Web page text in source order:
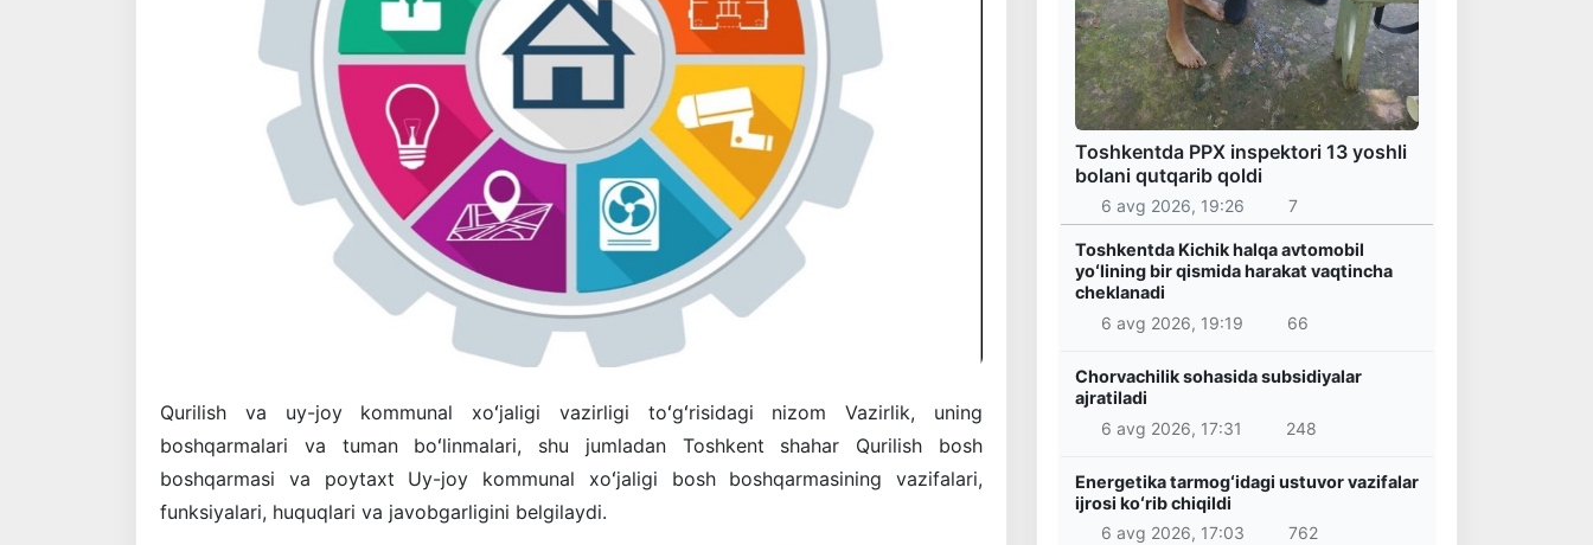
Qurilish va uy-joy kommunal xoʻjaligi vazirligi toʻgʻrisidagi nizom Vazirlik, uning
boshqarmalari va tuman boʻlinmalari, shu jumladan Toshkent shahar Qurilish bosh
boshqarmasi va poytaxt Uy-joy kommunal xoʻjaligi bosh boshqarmasining vazifalari,
funksiyalari, huquqlari va javobgarligini belgilaydi.
Toshkentda PPX inspektori 13 yoshli
bolani qutqarib qoldi
6 avg 2026, 19:26 7
Toshkentda Kichik halqa avtomobil
yoʻlining bir qismida harakat vaqtincha
cheklanadi
6 avg 2026, 19:19
66
Chorvachilik sohasida subsidiyalar
ajratiladi
6 avg 2026, 17:31
248
Energetika tarmogʻidagi ustuvor vazifalar
ijrosi koʻrib chiqildi
6 avg 2026, 17:03
762